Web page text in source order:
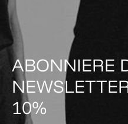
ABONNIERE
10%